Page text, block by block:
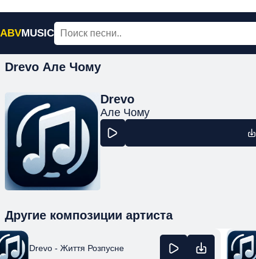
ABVMUSIC
Drevo Але Чому
Drevo
Але Чому
Другие композиции артиста
Drevo - Життя Розпусне